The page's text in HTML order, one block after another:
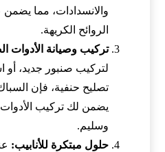
والانسدادات، مما يضمن
الروائح الكريهة.
تركيب وصيانة الأدوات
لتركيب صنبور جديد، أو
تصليح حنفية، فإن
يضمن لك تركيب
وسليم.
حلول مبتكرة للأنابيب: